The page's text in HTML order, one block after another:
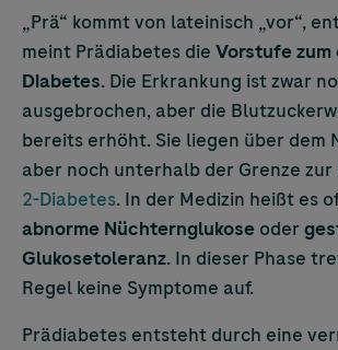
„Prä“ kommt von lateinisch „vor“,
meint Prädiabetes die Vorstufe
Diabetes. Die Erkrankung ist zwar
ausgebrochen, aber die
bereits erhöht. Sie liegen über dem
aber noch unterhalb der Grenze zur
2-Diabetes. In der Medizin heißt es
abnorme Nüchternglukose oder
Glukosetoleranz. In dieser Phase
Regel keine Symptome auf.
Prädiabetes entsteht durch eine